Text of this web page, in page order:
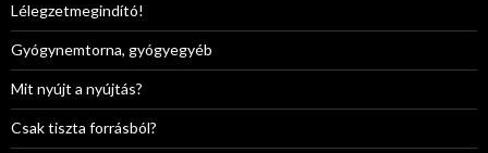
Lélegzetmegindító!
Gyógynemtorna, gyógyegyéb
Mit nyújt a nyújtás?
Csak tiszta forrásból?